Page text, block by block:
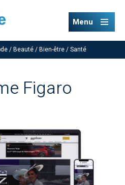
Menu
/ Beauté / Bien-être / Santé
Figaro